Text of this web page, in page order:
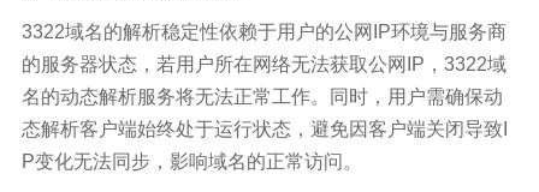
3322域名的解析稳定性依赖于用户的公网IP环境与服务商
的服务器状态，若用户所在网络无法获取公网IP，3322域
名的动态解析服务将无法正常工作。同时，用户需确保动
态解析客户端始终处于运行状态，避免因客户端关闭导致I
P变化无法同步，影响域名的正常访问。